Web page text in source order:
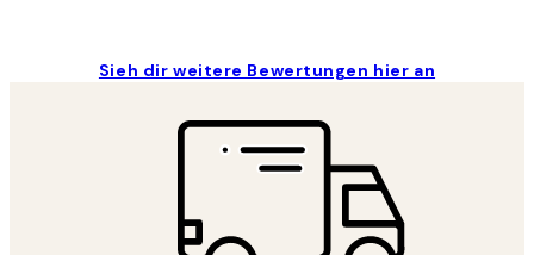
Sieh dir weitere Bewertungen hier an